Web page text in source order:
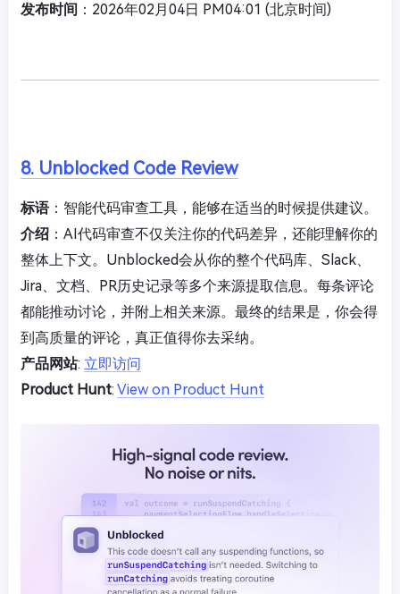
发布时间 ：2026年02月04日 PM04:01 (北京时间)
8. Unblocked Code Review
标语：智能代码审查工具，能够在适当的时候提供建议。
介绍 ：AI代码审查不仅关注你的代码差异，还能理解你的
整体上下文。Unblocked会从你的整个代码库、Slack、
Jira、文档、PR历史记录等多个来源提取信息。每条评论
都能推动讨论，并附上相关来源。最终的结果是，你会得
到高质量的评论，真正值得你去采纳。
产品网站: 立即访问
Product Hunt: View on Product Hunt